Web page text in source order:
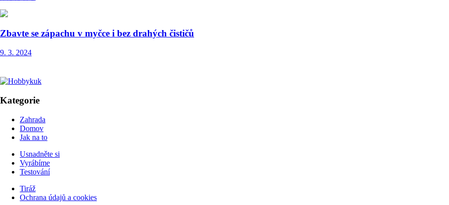
Zbavte se zápachu v myčce i bez drahých čističů
9. 3. 2024
Kategorie
Zahrada
Domov
Jak na to
Usnadněte si
Vyrábíme
Testování
Tiráž
Ochrana údajů a cookies